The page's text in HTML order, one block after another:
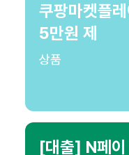
쿠팡마켓플
5만원 제
상품
[대출] N페이